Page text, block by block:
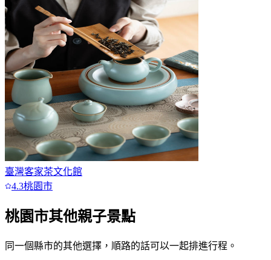
臺灣客家茶文化館
4.3桃園市
桃園市其他親子景點
同一個縣市的其他選擇，順路的話可以一起排進行程。